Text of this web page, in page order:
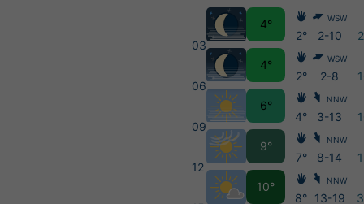
03
06
09
12
4°
4°
6°
9°
10°
2°
2°
4°
7°
8°
WSW
2-10
WSW
2-8
NNW
3-13
NNW
8-14
NNW
13-19